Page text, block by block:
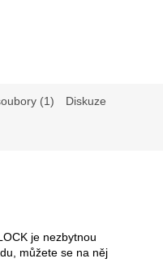
(1) Diskuze
je nezbytnou
můžete se na něj